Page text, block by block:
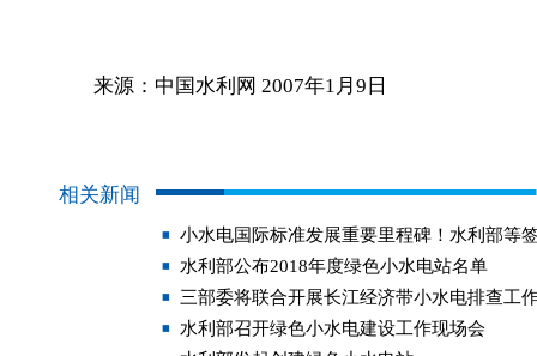
来源：中国水利网 2007年1月9日
相关新闻
小水电国际标准发展重要里程碑！水利部等
水利部公布2018年度绿色小水电站名单
三部委将联合开展长江经济带小水电排查工
水利部召开绿色小水电建设工作现场会